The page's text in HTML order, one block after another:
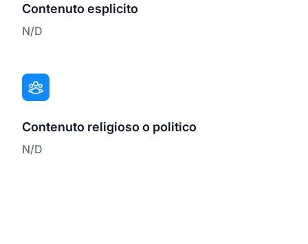
Contenuto esplicito
N/D
Contenuto religioso o politico
N/D